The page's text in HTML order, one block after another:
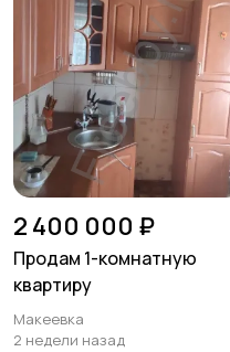
Гаражи и
машиноместа
2 400 000 ₽
Продам 1-комнатную
квартиру
Макеевка
2 недели назад